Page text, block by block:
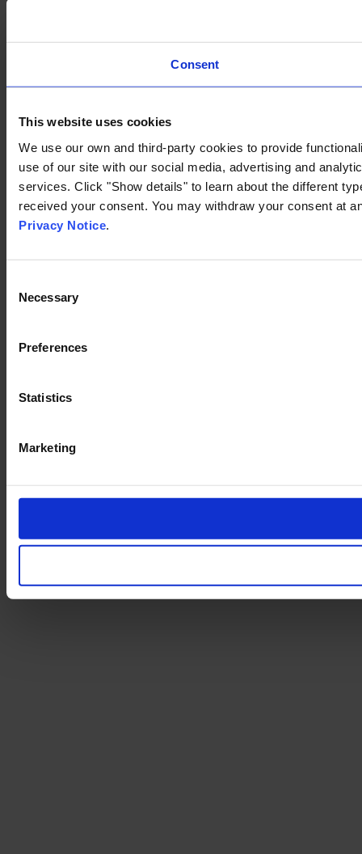
Consent
This website uses cookies
We use our own and third-party cookies to provide
use of our site with our social media, advertising and
services. Click "Show details" to learn about the different
received your consent. You may withdraw your consent at
Privacy Notice
Selection
Necessary
Preferences
Statistics
Marketing